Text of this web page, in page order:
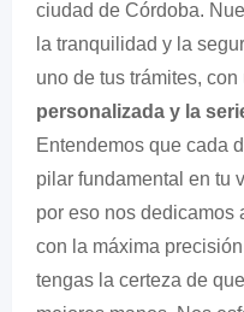
ciudad de Córdoba.
la tranquilidad y la
uno de tus trámites,
personalizada y la
Entendemos que cada
pilar fundamental en tu
por eso nos dedicamos
con la máxima
tengas la certeza de